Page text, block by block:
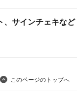
、サインチェキなど
このページのトップへ